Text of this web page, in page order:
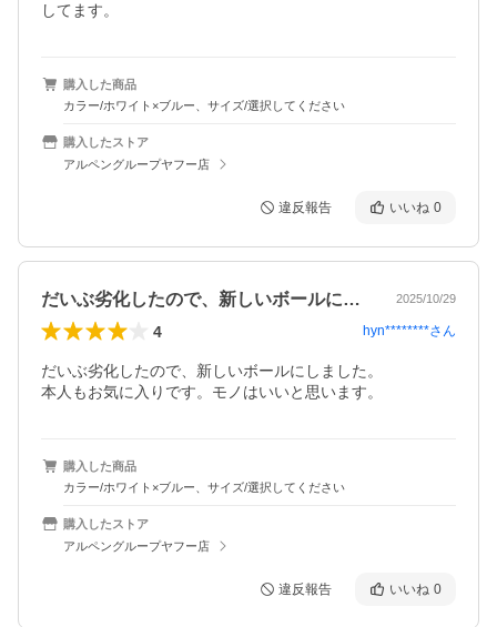
してます。
購入した商品
カラー/ホワイト×ブルー、サイズ/選択してください
購入したストア
アルペングループヤフー店
違反報告 いいね 0
だいぶ劣化したので、新しいボールにしま… 2025/10/29
4 hyn********さん
だいぶ劣化したので、新しいボールにしました。
購入した商品
カラー/ホワイト×ブルー、サイズ/選択してください
購入したストア
アルペングループヤフー店
違反報告 いいね 0